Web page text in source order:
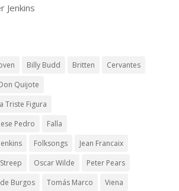
Jenkins
Billy Budd Britten
Cervantes
Quijote
Triste Figura
Pedro
Falla
Folksongs
Jean Francaix
Oscar Wilde
Peter Pears
Burgos
Tomás Marco Viena